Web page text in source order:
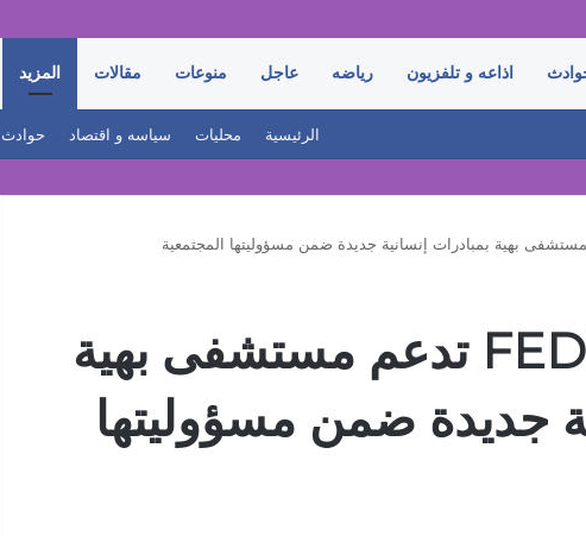
اذاعه و تلفزيون رياضه عاجل منوعات مقالات المزيد
الرئيسية محليات سياسه و اقتصاد حوادث
فيكسد مصر FEDIS تدعم مستشفى بهية
جديدة ضمن مسؤوليتها